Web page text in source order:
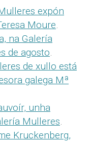
expón
Moure.
na Galería
de agosto.
de xullo está
galega Mª
unha
Mulleres.
Kruckenberg,